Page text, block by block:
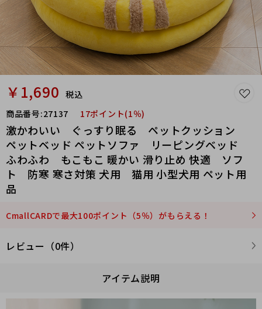
￥1,690 税込
商品番号:27137 17ポイント(1％)
激かわいい ぐっすり眠る ペットクッション
ペットベッド ペットソファ リーピングベッド
ふわふわ もこもこ 暖かい 滑り止め 快適 ソフ
ト 防寒 寒さ対策 犬用 猫用 小型犬用 ペット用
品
CmallCARDで最大100ポイント（5％）がもらえる！
レビュー（0件）
アイテム説明